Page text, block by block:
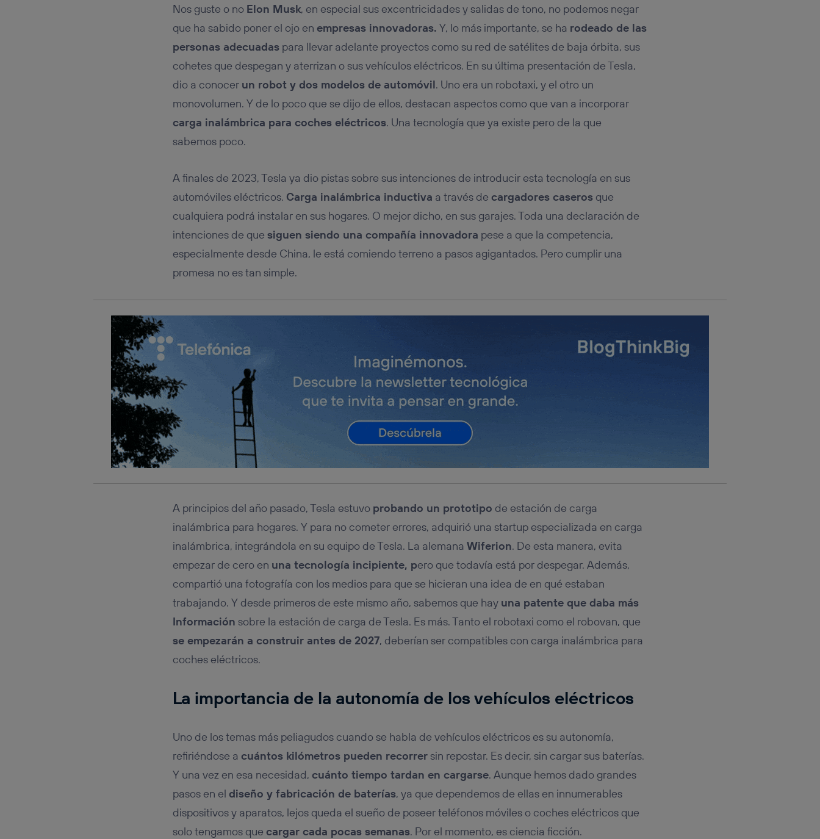
Nos guste o no Elon Musk, en especial sus excentricidades y salidas de tono, no podemos negar
que ha sabido poner el ojo en empresas innovadoras. Y, lo más importante, se ha rodeado de las
personas adecuadaspara llevar adelante proyectos como su red de satélites de baja órbita, sus
cohetes que despegan y aterrizan o sus vehículos eléctricos. En su última presentación de Tesla,
dio a conocer un robot y dos modelos de automóvil. Uno era un robotaxi, y el otro un
monovolumen. Y de lo poco que se dijo de ellos, destacan aspectos como que van a incorporar
carga inalámbrica para coches eléctricos. Una tecnología que ya existe pero de la que
sabemos poco.
A finales de 2023, Tesla ya dio pistas sobre sus intenciones de introducir esta tecnología en sus
automóviles eléctricos. Carga inalámbrica inductiva a través de cargadores caserosque
cualquiera podrá instalar en sus hogares. O mejor dicho, en sus garajes. Toda una declaración de
intenciones de que siguen siendo una compañía innovadora pese a que la competencia,
especialmente desde China, le está comiendo terreno a pasos agigantados. Pero cumplir una
promesa no es tan simple.
A principios del año pasado, Tesla estuvo probando un prototipo de estación de carga
inalámbrica para hogares. Y para no cometer errores, adquirió una startup especializada en carga
inalámbrica, integrándola en su equipo de Tesla. La alemana Wiferion. De esta manera, evita
empezar de cero en una tecnología incipiente, pero que todavía está por despegar. Además,
compartió una fotografía con los medios para que se hicieran una idea de en qué estaban
trabajando. Y desde primeros de este mismo año, sabemos que hay una patente que daba más
Información sobre la estación de carga de Tesla. Es más. Tanto el robotaxi como el robovan, que
se empezarán a construir antes de 2027, deberían ser compatibles con carga inalámbrica para
coches eléctricos.
La importancia de la autonomía de los vehículos eléctricos
Uno de los temas más peliagudos cuando se habla de vehículos eléctricos es su autonomía,
refiriéndose a cuántos kilómetros pueden recorrersin repostar. Es decir, sin cargar sus baterías.
Y una vez en esa necesidad, cuánto tiempo tardan en cargarse. Aunque hemos dado grandes
pasos en el diseño y fabricación de baterías, ya que dependemos de ellas en innumerables
dispositivos y aparatos, lejos queda el sueño de poseer teléfonos móviles o coches eléctricos que
solo tengamos que cargar cada pocas semanas. Por el momento, es ciencia ficción.
conecte su dispositivo y consienta el uso de la tecnología recibirá el mismo identificador.
Típicamente:
Si utilizas una
conexión de banda ancha
(p. ej., Wi-Fi), el marketing o análisis se
realizará en función de las actividades de navegación de los miembros del hogar que
hayan dado su consentimiento.
Si utilizasdatos móviles, el marketing será más personalizado, ya que se basará
únicamente en la navegación del usuario del móvil.
Puedes gestionar los consentimientos Utiq seleccionando “Administrar Utiq” en la parte
inferior de esta página web o visitando el portal de privacidad de Utiq (“consenthub”) .
Para más información, consulta la
política de privacidad de Utiq